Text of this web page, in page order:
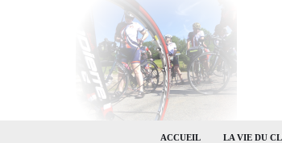
ACCUEIL LA VIE DU